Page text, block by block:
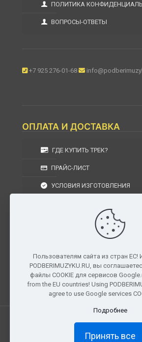
ПОЛИТИКА
ВОПРОСЫ-ОТВЕТЫ
+7 925 276-01-68
ОПЛАТА И ДОСТАВКА
ГДЕ КУПИТЬ ТРЕК?
ПРАЙС-ЛИСТ
УСЛОВИЯ ИЗГОТОВЛЕНИЯ
УСЛОВИЯ ВОЗВРАТА
г. Москва, Московская область,
федеральный округ, РФ, Россия
Все права защищены. © 2026
Пользователям сайта из стран ЕС!
PODBERIMUZYKU.RU, вы
файлы COOKIE для сервисов
from the EU countries! Using
agree to use Google services
Подробнее
Принять все